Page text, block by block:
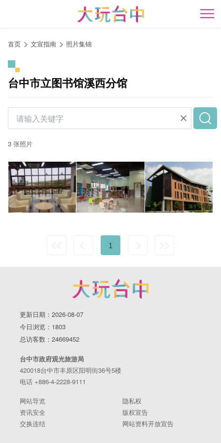
开
首页 文宣指南 照片集锦
台中市立图书馆溪西分馆
3 张照片
1
更新日期：2026-08-07
今日浏览：1803
总访客数：24669452
台中市政府观光旅游局
420018台中市丰原区阳明街36号5楼
电话 +886-4-2228-9111
网站导览
隐私权
资讯安全
版权宣告
交换连结
网站资料开放宣告